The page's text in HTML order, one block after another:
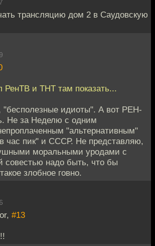
трансляцию дом 2 в Саудовскую
РенТВ и ТНТ там показать...
"бесполезные идиоты". А вот РЕН-
Не за Неделю с одним
"альтернативным"
час пик" и СССР. Не представляю,
моральными уродами с
совестью надо быть, что бы
злобное говно.
#13